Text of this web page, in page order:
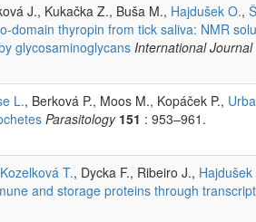
J., Kukačka Z., Buša M., Hajdušek O.,
domain thyropin from tick saliva: NMR
glycosaminoglycans International
L., Berková P., Moos M., Kopáček P.,
Parasitology 151 : 953–961.
Kozelková T., Dycka F., Ribeiro J., Hajdušek
and storage proteins through